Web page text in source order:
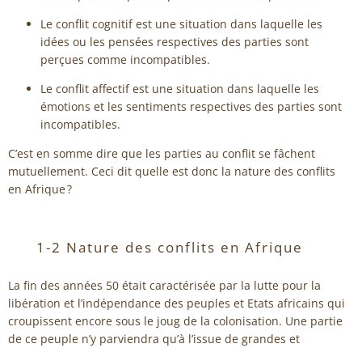
Le conflit cognitif est une situation dans laquelle les
idées ou les pensées respectives des parties sont
perçues comme incompatibles.
Le conflit affectif est une situation dans laquelle les
émotions et les sentiments respectives des parties sont
incompatibles.
C’est en somme dire que les parties au conflit se fâchent
mutuellement. Ceci dit quelle est donc la nature des conflits
en Afrique ?
1-2 Nature des conflits en Afrique
La fin des années 50 était caractérisée par la lutte pour la
libération et l’indépendance des peuples et Etats africains qui
croupissent encore sous le joug de la colonisation. Une partie
de ce peuple n’y parviendra qu’à l’issue de grandes et